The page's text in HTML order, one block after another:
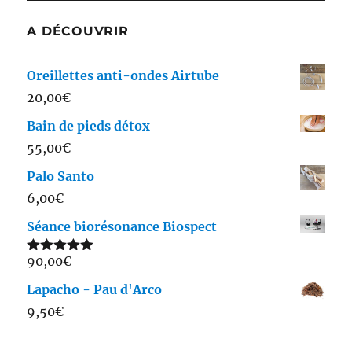
A DÉCOUVRIR
Oreillettes anti-ondes Airtube
20,00€
Bain de pieds détox
55,00€
Palo Santo
6,00€
Séance biorésonance Biospect
Note5.00
90,00€
Lapacho - Pau d'Arco
9,50€